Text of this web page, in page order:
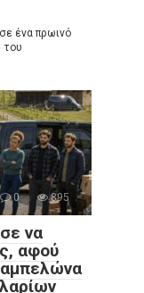
ένα πρωινό
του
0 895
να
αφού